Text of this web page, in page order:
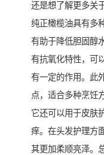
还是想了解更多关
纯正橄榄油具有多
有助于降低胆固醇
有抗氧化特性，可
有一定的作用。此
点，适合多种烹饪
它还可以用于皮肤
痒。在头发护理方
其更加柔顺亮泽。